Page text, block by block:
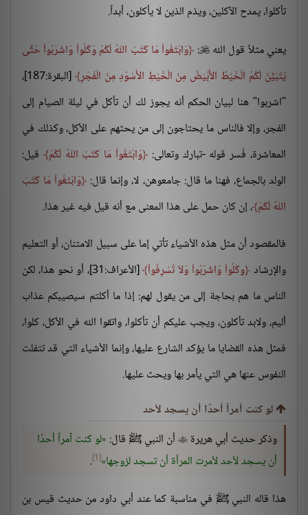
تأكلوا، يمدح الآكلين، ويذم الذين لا يأكلون، أبداً.
يعني مثلاً قول الله
: وَابْتَغُواْ مَا كَتَبَ اللّهُ لَكُمْ وَكُلُواْ وَاشْرَبُواْ حَتَّى
يَتَبَيَّنَ لَكُمُ الْخَيْطُ الأَبْيَضُ مِنَ الْخَيْطِ الأَسْوَدِ مِنَ الْفَجْرِ
[البقرة:187]،
"اشربوا" هنا لبيان الحكم أنه يجوز لك أن تأكل في ليلة الصيام إلى
الفجر، وإلا فالناس ما يحتاجون إلى من يحثهم على الأكل، وكذلك في
المعاشرة، فُسر قوله -تبارك وتعالى: وَابْتَغُواْ مَا كَتَبَ اللّهُ لَكُمْ قيل:
الولد بالجماع، فهنا ما قال: جامعوهن، لا، وإنما قال: وَابْتَغُواْ مَا كَتَبَ
اللّهُ لَكُمْ ، إن كان حمل على هذا المعنى مع أنه قيل فيه غير هذا.
فالمقصود أن مثل هذه الأشياء تأتي إما على سبيل الامتنان، أو التعليم
والإرشاد وكُلُواْ وَاشْرَبُواْ وَلاَ تُسْرِفُواْ
[الأعراف:31]، أو نحو هذا، لكن
الناس ما هم بحاجة إلى من يقول لهم: إذا ما أكلتم سيصيبكم عذاب
أليم، ولابد تأكلون، ويجب عليكم أن تأكلوا، واتقوا الله في الأكل، كلوا،
فمثل هذه القضايا ما يؤكد الشارع عليها، وإنما الأشياء التي قد تتفلت
النفوس عنها هي التي يأمر بها ويحث عليها.
لو كنت آمراً أحدًا أن يسجد لأحد
وذكر حديث أبي هريرة  أن النبي ﷺ قال: لو كنت آمراً أحدًا
أن يسجد لأحد لأمرت المرأة أن تسجد لزوجها [1]
.
هذا قاله النبي ﷺ في مناسبة كما عند أبي داود من حديث قيس بن